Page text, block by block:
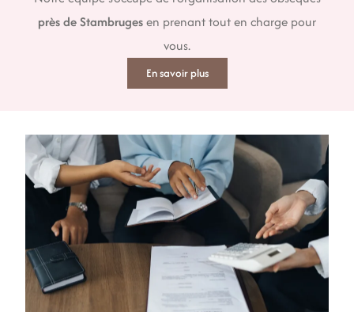
près de Stambrugesen prenant tout en charge pour
vous.
En savoir plus